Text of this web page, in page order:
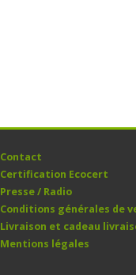
Contact
Certification Ecocert
Presse / Radio
Conditions générales de
Livraison et cadeau
Mentions légales